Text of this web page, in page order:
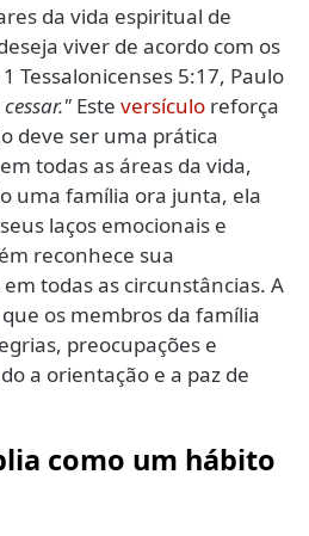
da vida espiritual de
viver de acordo com os
Tessalonicenses 5:17, Paulo
Este versículo reforça
deve ser uma prática
todas as áreas da vida,
uma família ora junta, ela
laços emocionais e
reconhece sua
todas as circunstâncias. A
os membros da família
preocupações e
a orientação e a paz de
como um hábito